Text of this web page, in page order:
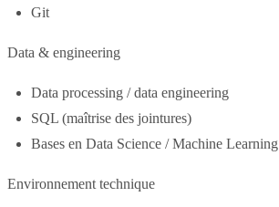
Git
Data & engineering
Data processing / data engineering
SQL (maîtrise des jointures)
Bases en Data Science / Machine Learning
Environnement technique